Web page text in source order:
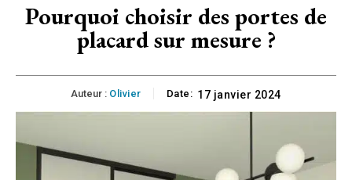
Pourquoi choisir des portes de
placard sur mesure ?
Auteur : Olivier Date: 17 janvier 2024